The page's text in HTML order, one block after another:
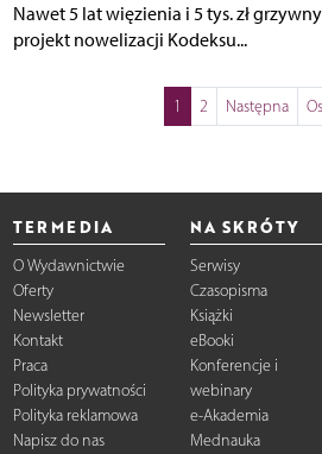
Nawet 5 lat więzienia i 5 tys. zł
projekt nowelizacji Kodeksu...
1 2 Następna
TERMEDIA
O Wydawnictwie
Oferty
Newsletter
Kontakt
Praca
Polityka prywatności
Polityka reklamowa
Napisz do nas
NA SKRÓTY
Serwisy
Czasopisma
Książki
eBooki
Konferencje i
webinary
e-Akademia
Mednauka